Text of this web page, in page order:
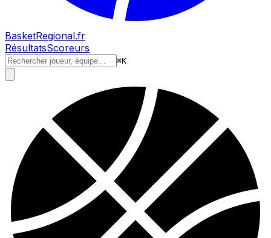
BasketRegional.fr
RésultatsScoreurs
⌘K